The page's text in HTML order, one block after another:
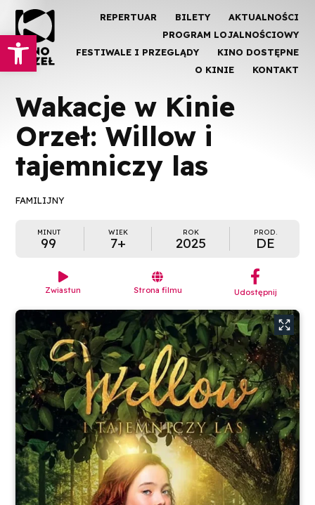
Otwórz pasek narzędzi
REPERTUAR BILETY
AKTUALNOŚCI
PROGRAM LOJALNOŚCIOWY
FESTIWALE I PRZEGLĄDY
KINO DOSTĘPNE
O KINIE
KONTAKT
Wakacje w Kinie
Orzeł: Willow i
tajemniczy las
FAMILIJNY
MINUT
99
WIEK
7+
ROK
2025
PROD.
DE

Zwiastun

Strona filmu
︁
Udostępnij